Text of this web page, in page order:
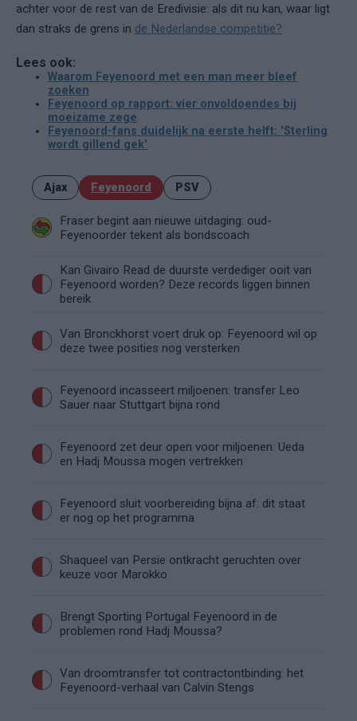
achter voor de rest van de Eredivisie: als dit nu kan, waar ligt
dan straks de grens in de Nederlandse competitie?
Lees ook:
Waarom Feyenoord met een man meer bleef
zoeken
Feyenoord op rapport: vier onvoldoendes bij
moeizame zege
Feyenoord-fans duidelijk na eerste helft: 'Sterling
wordt gillend gek'
Ajax Feyenoord PSV
Fraser begint aan nieuwe uitdaging: oud-
Feyenoorder tekent als bondscoach
Kan Givairo Read de duurste verdediger ooit van
Feyenoord worden? Deze records liggen binnen
bereik
Van Bronckhorst voert druk op: Feyenoord wil op
deze twee posities nog versterken
Feyenoord incasseert miljoenen: transfer Leo
Sauer naar Stuttgart bijna rond
Feyenoord zet deur open voor miljoenen: Ueda
en Hadj Moussa mogen vertrekken
Feyenoord sluit voorbereiding bijna af: dit staat
er nog op het programma
Shaqueel van Persie ontkracht geruchten over
keuze voor Marokko
Brengt Sporting Portugal Feyenoord in de
problemen rond Hadj Moussa?
Van droomtransfer tot contractontbinding: het
Feyenoord-verhaal van Calvin Stengs